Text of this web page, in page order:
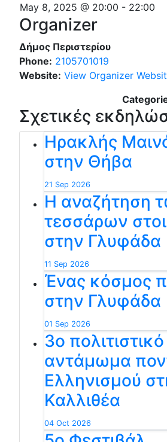
May 8, 2025 @ 20:00 - 22:00
Organizer
Δήμος Περιστερίου
Phone: 2105701019
Website: View Organizer
Σχετικές
Ηρακλής
στην Θήβα
21 Sep 2026
Η αναζήτηση
τεσσάρων
στην Γλυφάδα
11 Sep 2026
Ένας κόσμος
στην Γλυφάδα
01 Sep 2026
3ο πολιτιστικό
αντάμωμα
Ελληνισμού
Καλλιθέα
04 Oct 2026